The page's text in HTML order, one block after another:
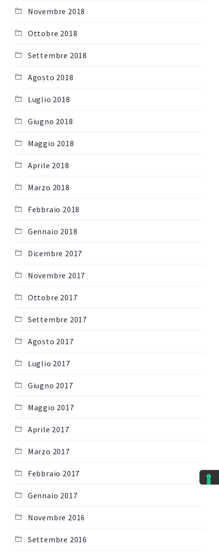
Novembre 2018
Ottobre 2018
Settembre 2018
Agosto 2018
Luglio 2018
Giugno 2018
Maggio 2018
Aprile 2018
Marzo 2018
Febbraio 2018
Gennaio 2018
Dicembre 2017
Novembre 2017
Ottobre 2017
Settembre 2017
Agosto 2017
Luglio 2017
Giugno 2017
Maggio 2017
Aprile 2017
Marzo 2017
Febbraio 2017
Gennaio 2017
Novembre 2016
Settembre 2016